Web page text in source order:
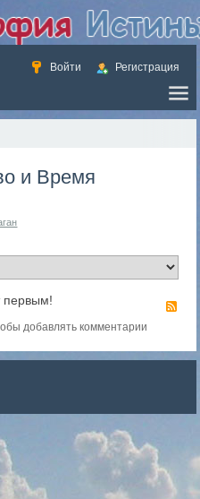
Войти Регистрация
и Время
первым!
добавлять комментарии